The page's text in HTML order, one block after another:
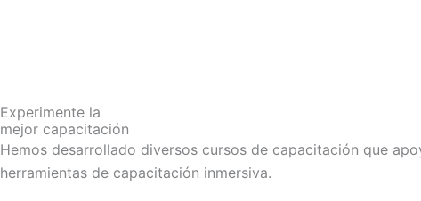
Experimente la
mejor capacitación
Hemos desarrollado diversos cursos de capacitación que
herramientas de capacitación inmersiva.